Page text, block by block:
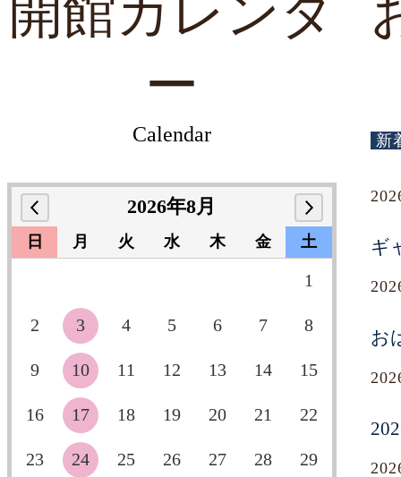
開館カレンダ
ー
Calendar
2026年8月
日 月 火 水 木 金 土
1
2 3 4 5 6 7 8
9 10 11 12 13 14 15
16 17 18 19 20 21 22
23 24 25 26 27 28 29
新
ギ
お